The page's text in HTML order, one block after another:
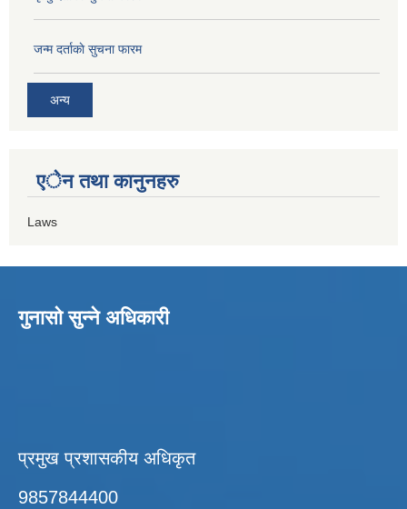
जन्म दर्ताकाे सुचना फारम
अन्य
एेन तथा कानुनहरु
Laws
गुनासो सुन्ने अधिकारी
प्रमुख प्रशासकीय अधिकृत
9857844400